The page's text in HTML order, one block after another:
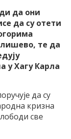
да они
да су отети
те да
у Хагу Карла
да су
кризна
све